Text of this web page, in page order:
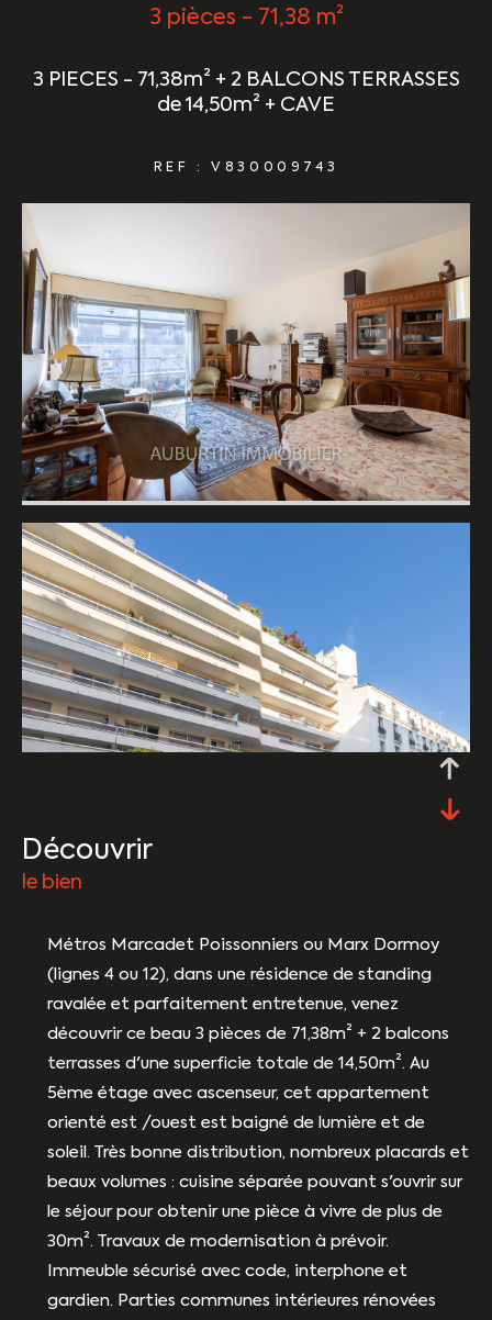
3 pièces - 71,38 m²
3 PIECES - 71,38m² + 2 BALCONS TERRASSES
de 14,50m² + CAVE
REF : V830009743
découvrir
le bien
Métros Marcadet Poissonniers ou Marx Dormoy
(lignes 4 ou 12), dans une résidence de standing
ravalée et parfaitement entretenue, venez
découvrir ce beau 3 pièces de 71,38m² + 2 balcons
terrasses d'une superficie totale de 14,50m². Au
5ème étage avec ascenseur, cet appartement
orienté est /ouest est baigné de lumière et de
soleil. Très bonne distribution, nombreux placards et
beaux volumes : cuisine séparée pouvant s'ouvrir sur
le séjour pour obtenir une pièce à vivre de plus de
30m². Travaux de modernisation à prévoir.
Immeuble sécurisé avec code, interphone et
gardien. Parties communes intérieures rénovées